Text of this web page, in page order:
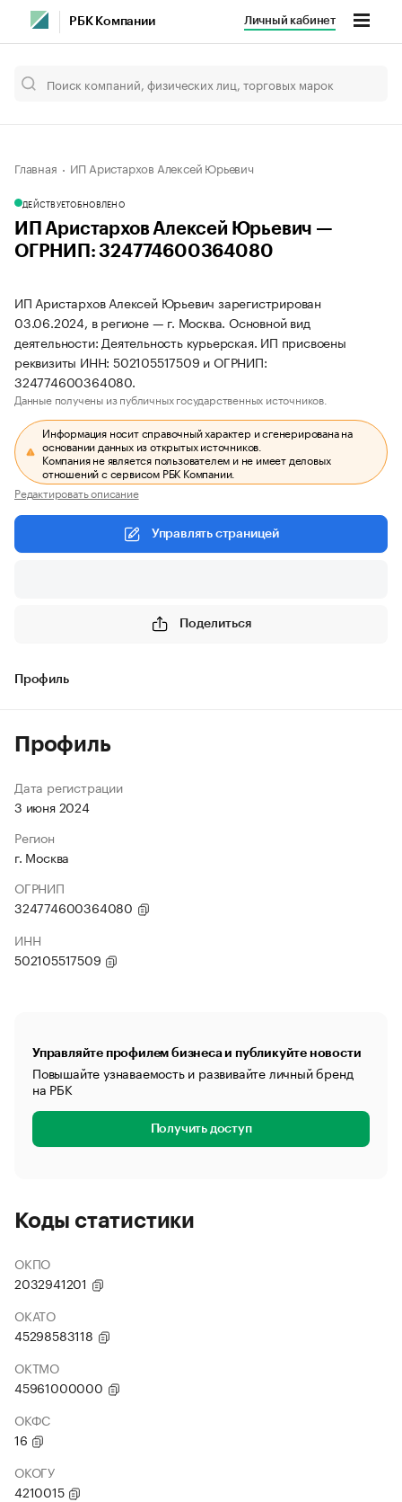
РБК Компании Личный кабинет
Главная ИП Аристархов Алексей Юрьевич
ДЕЙСТВУЕТОБНОВЛЕНО
ИП Аристархов Алексей Юрьевич —
ОГРНИП: 324774600364080
ИП Аристархов Алексей Юрьевич зарегистрирован
03.06.2024, в регионе — г. Москва. Основной вид
деятельности: Деятельность курьерская. ИП присвоены
реквизиты ИНН: 502105517509 и ОГРНИП:
324774600364080.
Данные получены из публичных государственных источников.
Информация носит справочный характер и сгенерирована на
основании данных из открытых источников.
Компания не является пользователем и не имеет деловых
отношений с сервисом РБК Компании.
Редактировать описание
Управлять страницей
Поделиться
Профиль
Профиль
Дата регистрации
3 июня 2024
Регион
г. Москва
ОГРНИП
324774600364080
ИНН
502105517509
Управляйте профилем бизнеса и публикуйте новости
Повышайте узнаваемость и развивайте личный бренд
на РБК
Получить доступ
Коды статистики
ОКПО
2032941201
ОКАТО
45298583118
ОКТМО
45961000000
ОКФС
16
ОКОГУ
4210015